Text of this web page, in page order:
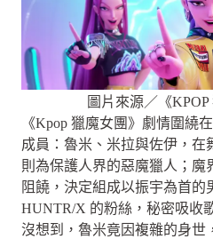
圖片來源／《
《Kpop 獵魔女團》劇情圍繞
成員：魯米、米拉與佐伊，在
則為保護人界的惡魔獵人；魔
阻饒，決定組成以振宇為首的
HUNTR/X 的粉絲，秘密吸收
沒想到，魯米竟因複雜的身世